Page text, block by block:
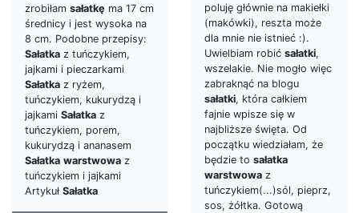
zrobiłam sałatkę ma 17 cm
średnicy i jest wysoka na
8 cm. Podobne przepisy:
Sałatka z tuńczykiem,
jajkami i pieczarkami
Sałatka z ryżem,
tuńczykiem, kukurydzą i
jajkami Sałatka z
tuńczykiem, porem,
kukurydzą i ananasem
Sałatka warstwowa z
tuńczykiem i jajkami
Artykuł Sałatka
poluję głównie na makiełki
(makówki), reszta może
dla mnie nie istnieć :).
Uwielbiam robić sałatki,
wszelakie. Nie mogło więc
zabraknąć na blogu
sałatki, która całkiem
fajnie wpisze się w
najbliższe święta. Od
początku wiedziałam, że
będzie to sałatka
warstwowa z
tuńczykiem(...)sól, pieprz,
sos, żółtka. Gotową